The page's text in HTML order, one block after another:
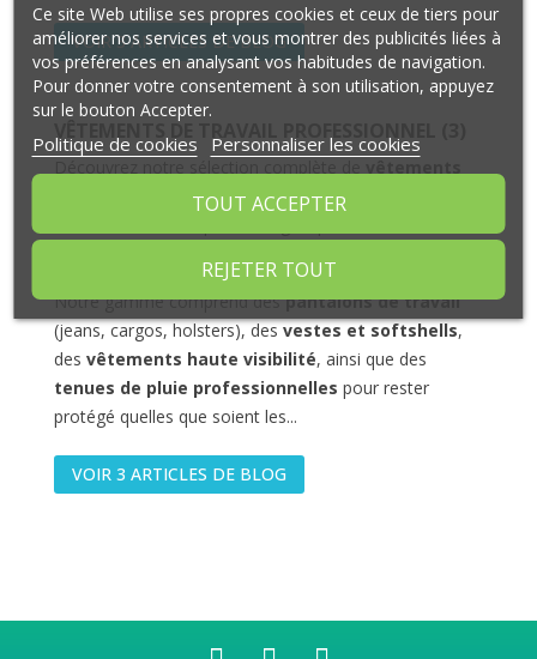
VOIR 3 ARTICLES DE BLOG
de travail professionnelsadaptés à tous les métiers
Notre gamme comprend despantalons de travail
(jeans, cargos, holsters), desvestes et softshells,
des vêtements haute visibilité, ainsi que des
tenues de pluie professionnelles pour rester
protégé quelles que soient les...
VOIR 3 ARTICLES DE BLOG
Ce site Web utilise ses propres cookies et ceux de tiers pour
améliorer nos services et vous montrer des publicités liées à
vos préférences en analysant vos habitudes de navigation.
Pour donner votre consentement à son utilisation, appuyez
sur le bouton Accepter.
Politique de cookies Personnaliser les cookies
REJETER TOUT
TOUT ACCEPTER